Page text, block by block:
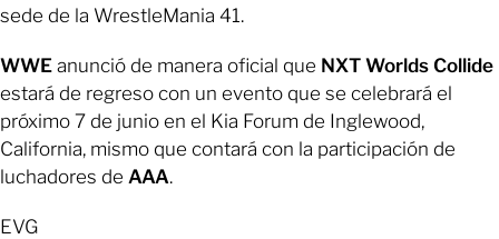
sede de la WrestleMania 41.
WWE anunció de manera oficial que NXT Worlds Collide
estará de regreso con un evento que se celebrará el
próximo 7 de junio en el Kia Forum de Inglewood,
California, mismo que contará con la participación de
luchadores de AAA.
EVG